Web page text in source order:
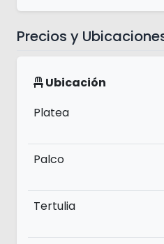
Precios y
Ubicación
Platea
Palco
Tertulia